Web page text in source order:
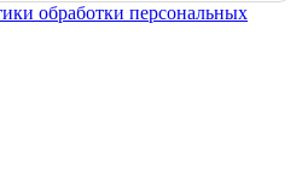
обработки персональных